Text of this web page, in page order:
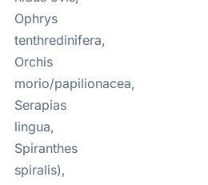
Ophrys
tenthredinifera,
Orchis
morio/papilionacea,
Serapias
lingua,
Spiranthes
spiralis),